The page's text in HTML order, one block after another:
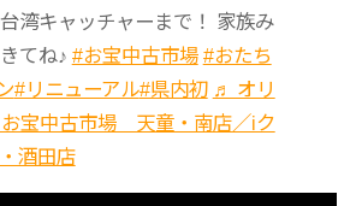
湾キャッチャーまで！ 家族み
てね♪ #お宝中古市場 #おたち
#リニューアル#県内初 ♬ オリ
お宝中古市場 天童・南店／iク
酒田店